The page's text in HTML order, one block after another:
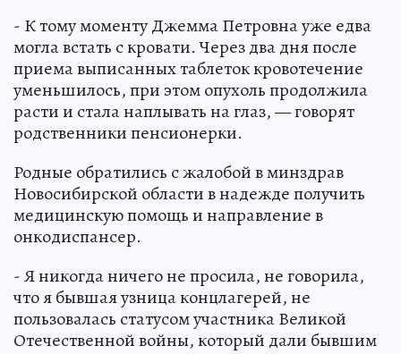
- К тому моменту Джемма Петровна уже едва
могла встать с кровати. Через два дня после
приема выписанных таблеток кровотечение
уменьшилось, при этом опухоль продолжила
расти и стала наплывать на глаз, — говорят
родственники пенсионерки.
Родные обратились с жалобой в минздрав
Новосибирской области в надежде получить
медицинскую помощь и направление в
онкодиспансер.
- Я никогда ничего не просила, не говорила,
что я бывшая узница концлагерей, не
пользовалась статусом участника Великой
Отечественной войны, который дали бывшим